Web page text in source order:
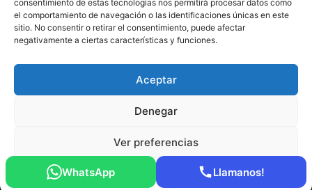
consentimiento de estas tecnologías nos permitirá procesar datos como
el comportamiento de navegación o las identificaciones únicas en este
sitio. No consentir o retirar el consentimiento, puede afectar
negativamente a ciertas características y funciones.
Aceptar
Denegar
Ver preferencias
Sobre nosotros
Puntos y recompensas
Cookies
Pago seguro: Tarjeta de Crédito / Débito Amazon Pay Klarna Link
© 2026 ViveroPlantas Online S.L. · NIF B27640622
WhatsApp Llamanos!